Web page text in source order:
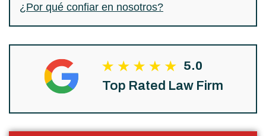
¿Por qué confiar en nosotros?
5.0
Top Rated Law Firm